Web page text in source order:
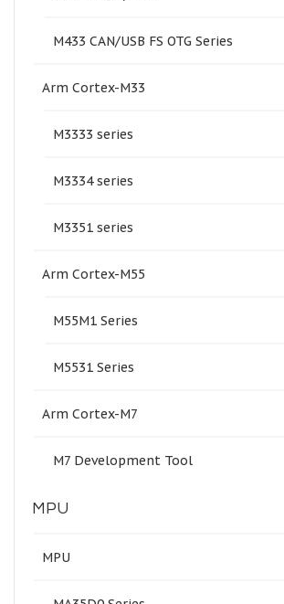
M433 CAN/USB FS OTG Series
Arm Cortex-M33
M3333 series
M3334 series
M3351 series
Arm Cortex-M55
M55M1 Series
M5531 Series
Arm Cortex-M7
M7 Development Tool
MPU
MPU